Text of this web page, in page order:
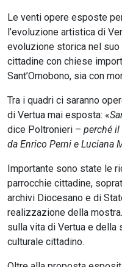
Le venti opere esposte
l’evoluzione artistica di
evoluzione storica nel
cittadine con chiese
Sant’Omobono, sia con
Tra i quadri ci saranno
di Vertua mai esposta: «
dice Poltronieri – perché il
da Enrico Perni e Luciana
Importante sono state le
parrocchie cittadine,
archivi Diocesano e di
realizzazione della
sulla vita di Vertua e della
culturale cittadino.